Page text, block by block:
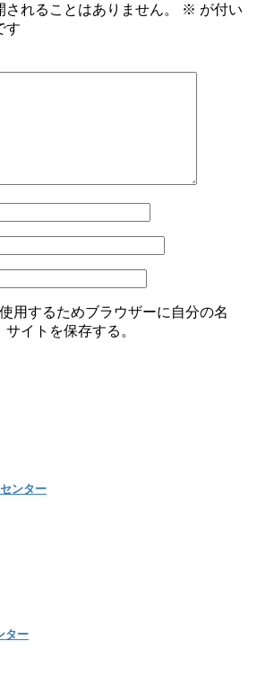
れることはありません。 ※ が付い
す
用するためブラウザーに自分の名
イトを保存する。
ンター
ター